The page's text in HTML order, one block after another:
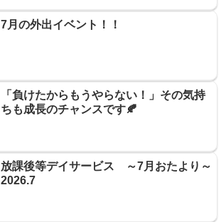
7月の外出イベント！！
「負けたからもうやらない！」その気持
ちも成長のチャンスです🍂
放課後等デイサービス ～7月おたより～
2026.7